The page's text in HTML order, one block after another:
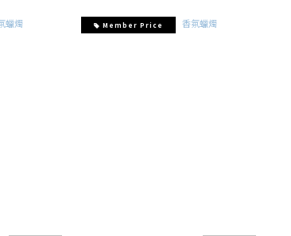
Member Price